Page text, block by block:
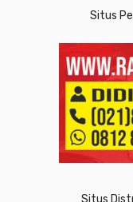
Situs